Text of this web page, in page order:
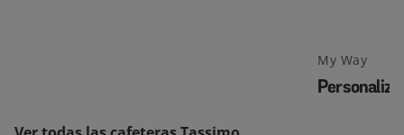
My Way